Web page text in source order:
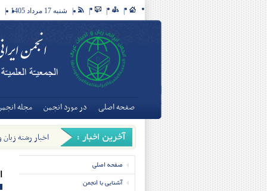
شنبه 17 مرداد 1405
صفحه اصلی در مورد انجمن مجله
اخبار رشته
تخصصی زبان و
صفحه اصلی
آشنایی با انجمن